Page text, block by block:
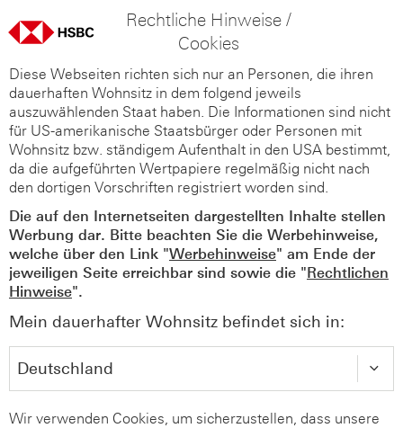
Rechtliche Hinweise /
Cookies
Diese Webseiten richten sich nur an Personen, die ihren
dauerhaften Wohnsitz in dem folgend jeweils
auszuwählenden Staat haben. Die Informationen sind nicht
für US-amerikanische Staatsbürger oder Personen mit
Wohnsitz bzw. ständigem Aufenthalt in den USA bestimmt,
da die aufgeführten Wertpapiere regelmäßig nicht nach
den dortigen Vorschriften registriert worden sind.
Die auf den Internetseiten dargestellten Inhalte stellen
Werbung dar. Bitte beachten Sie die Werbehinweise,
welche über den Link "Werbehinweise" am Ende der
jeweiligen Seite erreichbar sind sowie die "Rechtlichen
Hinweise".
Mein dauerhafter Wohnsitz befindet sich in:
Wir verwenden Cookies, um sicherzustellen, dass unsere